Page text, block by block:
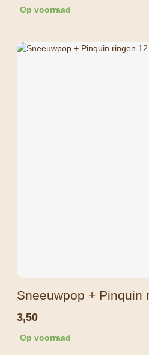
Op voorraad
Sneeuwpop + Pinquin
3,50
Op voorraad